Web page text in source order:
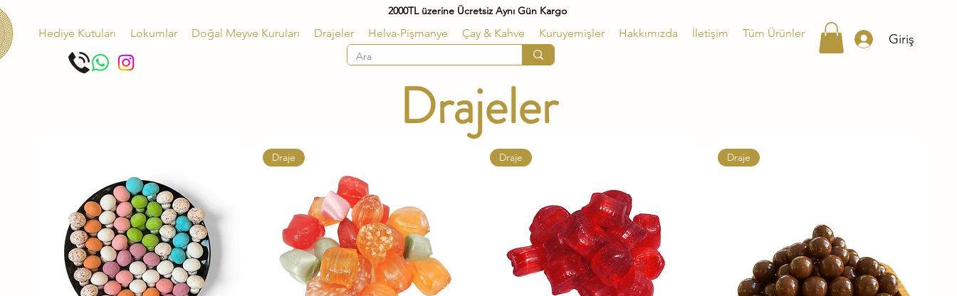
Hediye Kutuları Lokumlar Doğal Meyve Kuruları Drajeler Helva-Pişmanye Çay & Kahve Kuruyemişler Hakkımızda İletişim Tüm Ürünler Giriş
2000TL üzerine Ücretsiz Aynı Gün Kargo
Drajeler
Draje Draje Draje